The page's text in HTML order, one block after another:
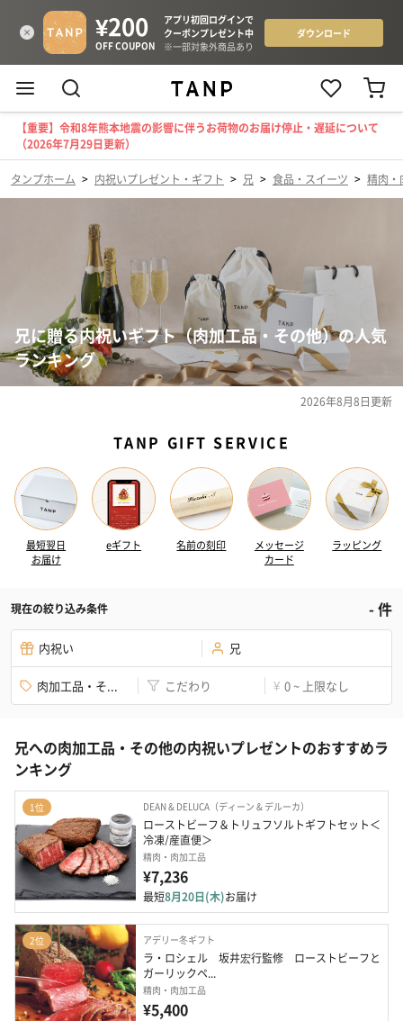
【重要】令和8年熊本地震の影響に伴うお荷物のお届け停止・遅延について
（2026年7月29日更新）
タンプホーム > 内祝いプレゼント・ギフト > 兄 > 食品・スイーツ > 精肉・
兄に贈る内祝いギフト（肉加工品・その他）の人気
ランキング
2026年8月8日更新
TANP GIFT SERVICE
最短翌日
お届け
eギフト 名前の刻印
メッセージ
カード
ラッピング
現在の絞り込み条件 -件
内祝い 兄
肉加工品・そ... こだわり ¥ 0 ~ 上限なし
兄への肉加工品・その他の内祝いプレゼントのおすすめラ
ンキング
1位 DEAN & DELUCA（ディーン & デルーカ）
ローストビーフ＆トリュフソルトギフトセット＜
冷凍/産直便＞
精肉・肉加工品
¥7,236
最短8月20日(木)お届け
2位 アデリー冬ギフト
ラ・ロシェル　坂井宏行監修　ローストビーフと
ガーリックペ...
精肉・肉加工品
¥5,400